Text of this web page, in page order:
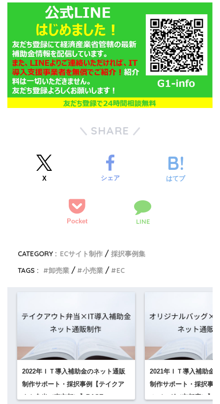
SHARE
X シェア はてブ
Pocket LINE
CATEGORY : ECサイト制作
採択事例集
TAGS :
卸売業 小売業 EC
2022年ＩＴ導入補助金のネット通販
制作サポート・採択事例【テイクア
ウト弁当（東京都）】BASE
2021年ＩＴ導入補助金
制作サポート・採択事
ルバッグ（京都府）】